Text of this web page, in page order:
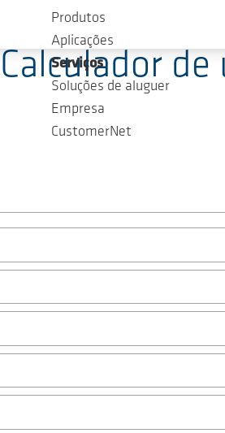
Produtos
Aplicações
Serviços
Soluções de aluguer
Empresa
CustomerNet
Calculador de